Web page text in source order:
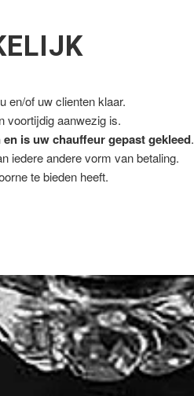
en/of uw clienten klaar.
voortijdig aanwezig is.
is uw chauffeur gepast gekleed.
iedere andere vorm van betaling.
te bieden heeft.